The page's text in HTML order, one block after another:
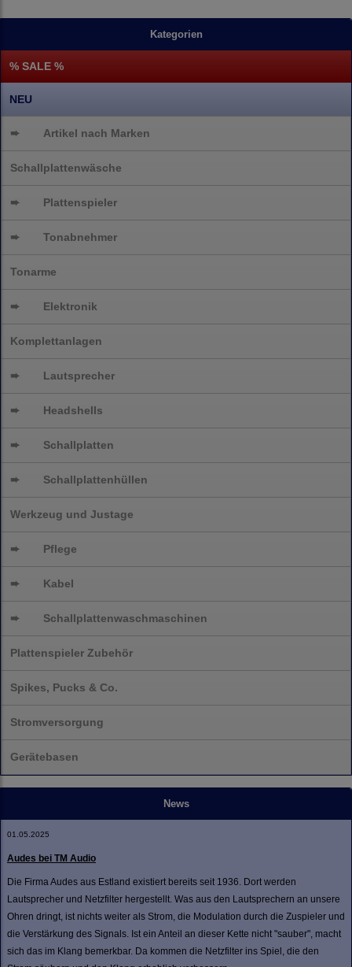
Kategorien
% SALE %
NEU
➨ Artikel nach Marken
Schallplattenwäsche
➨ Plattenspieler
➨ Tonabnehmer
Tonarme
➨ Elektronik
Komplettanlagen
➨ Lautsprecher
➨ Headshells
➨ Schallplatten
➨ Schallplattenhüllen
Werkzeug und Justage
➨ Pflege
➨ Kabel
➨ Schallplattenwaschmaschinen
Plattenspieler Zubehör
Spikes, Pucks & Co.
Stromversorgung
Gerätebasen
News
01.05.2025
Audes bei TM Audio
Die Firma Audes aus Estland existiert bereits seit 1936. Dort werden
Lautsprecher und Netzfilter hergestellt. Was aus den Lautsprechern an unsere
Ohren dringt, ist nichts weiter als Strom, die Modulation durch die Zuspieler und
die Verstärkung des Signals. Ist ein Anteil an dieser Kette nicht "sauber", macht
sich das im Klang bemerkbar. Da kommen die Netzfilter ins Spiel, die den